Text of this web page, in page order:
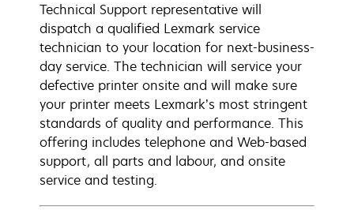
Technical Support representative will
dispatch a qualified Lexmark service
technician to your location for next-business-
day service. The technician will service your
defective printer onsite and will make sure
your printer meets Lexmark’s most stringent
standards of quality and performance. This
offering includes telephone and Web-based
support, all parts and labour, and onsite
service and testing.